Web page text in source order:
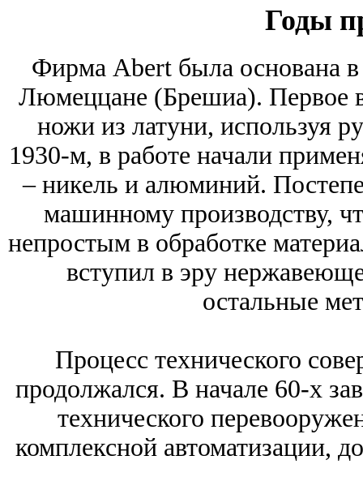
Годы
Фирма Abert была основана
Люмеццане (Брешиа). Первое
ножи из латуни, используя
1930-м, в работе начали
– никель и алюминий.
машинному производству,
непростым в обработке
вступил в эру
остальные
Процесс технического
продолжался. В начале 60-х
технического
комплексной автоматизации,